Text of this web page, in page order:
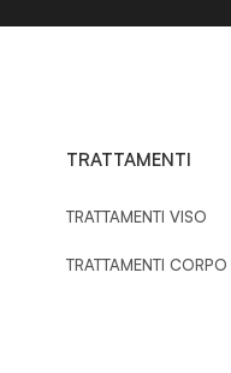
TRATTAMENTI
TRATTAMENTI VISO
TRATTAMENTI CORPO